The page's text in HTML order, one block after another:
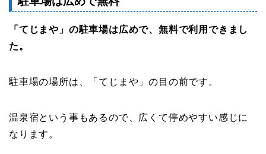
「てじまや」の駐車場は広めで、無料で利用できまし
た。
駐車場の場所は、「てじまや」の目の前です。
温泉宿という事もあるので、広くて停めやすい感じに
なります。